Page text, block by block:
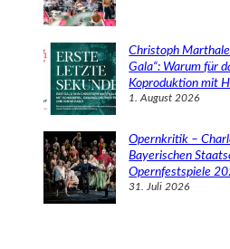
Christoph
Gala“: Warum für
Koproduktion mit
1. August 2026
Opernkritik –
Bayerischen
Opernfestspiele
31. Juli 2026